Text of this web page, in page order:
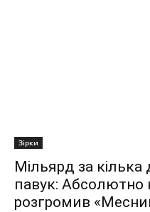
Зірки
Мільярд за
павук: Абсолютно
розгромив